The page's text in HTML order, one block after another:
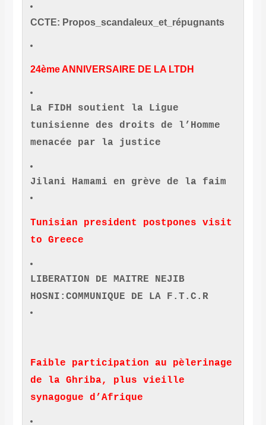
CCTE: Propos_scandaleux_et_répugnants
24ème ANNIVERSAIRE DE LA LTDH
La FIDH soutient la Ligue
tunisienne des droits de l’Homme
menacée par la justice
Jilani Hamami en grève de la faim
Tunisian president postpones visit
to Greece
LIBERATION DE MAITRE NEJIB
HOSNI:COMMUNIQUE DE LA F.T.C.R
Faible participation au pèlerinage
de la Ghriba, plus vieille
synagogue d’Afrique